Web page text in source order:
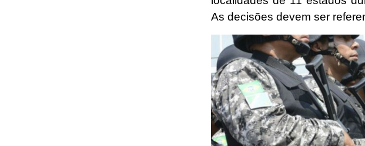
As decisões devem ser